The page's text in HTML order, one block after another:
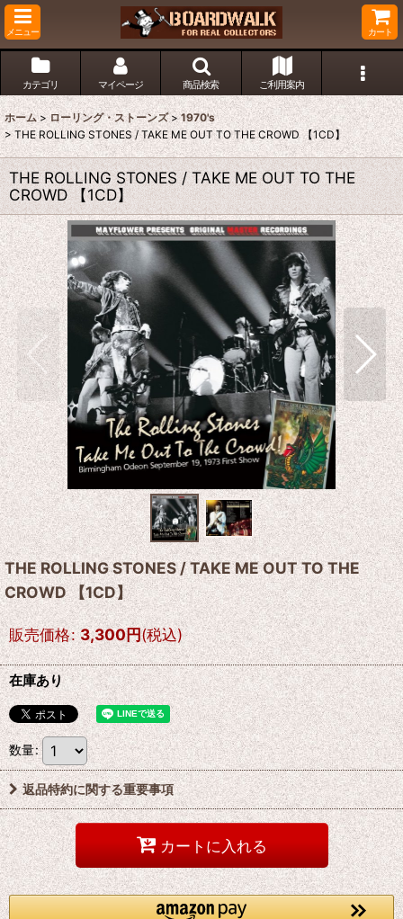
メニュー カート
カテゴリ マイページ 商品検索 ご利用案内
ホーム > ローリング・ストーンズ > 1970's
> THE ROLLING STONES / TAKE ME OUT TO THE CROWD 【1CD】
THE ROLLING STONES / TAKE ME OUT TO THE
CROWD 【1CD】
THE ROLLING STONES / TAKE ME OUT TO THE
CROWD 【1CD】
販売価格: 3,300円(税込)
在庫あり
数量:
返品特約に関する重要事項
カートに入れる